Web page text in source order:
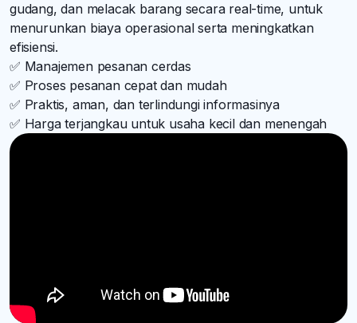
gudang, dan melacak barang secara real-time, untuk
menurunkan biaya operasional serta meningkatkan
efisiensi.
✅ Manajemen pesanan cerdas
✅ Proses pesanan cepat dan mudah
✅ Praktis, aman, dan terlindungi informasinya
✅ Harga terjangkau untuk usaha kecil dan menengah